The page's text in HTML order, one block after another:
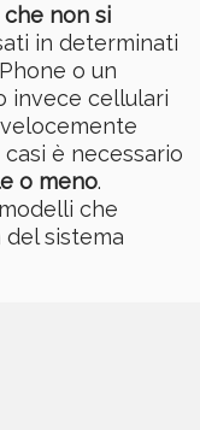
non si
in determinati
o un
invece cellulari
è necessario
o meno.
che
sistema